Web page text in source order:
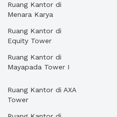
Ruang Kantor di
Menara Karya
Ruang Kantor di
Equity Tower
Ruang Kantor di
Mayapada Tower I
Ruang Kantor di AXA
Tower